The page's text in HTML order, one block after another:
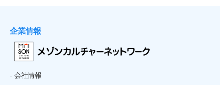
企業情報
- 会社情報